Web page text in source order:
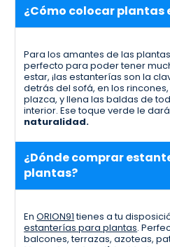
¿Cómo colocar plantas
Para los amantes de las
perfecto para poder tener
estar, ¡las estanterías son la
detrás del sofá, en los
plazca, y llena las baldas de
interior. Ese toque verde le
naturalidad.
¿Dónde comprar
plantas?
EnORION91tienes a tu
estanterías para plantas.
balcones, terrazas, azoteas,